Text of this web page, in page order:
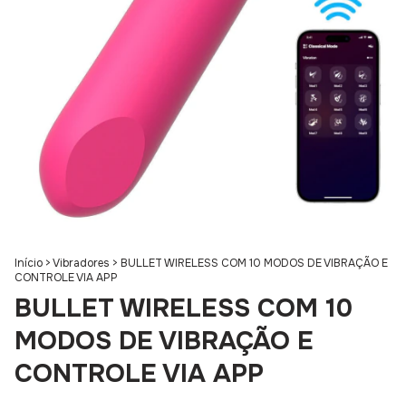
Início >Vibradores > BULLET WIRELESS COM 10 MODOS DE VIBRAÇÃO E
CONTROLE VIA APP
BULLET WIRELESS COM 10
MODOS DE VIBRAÇÃO E
CONTROLE VIA APP